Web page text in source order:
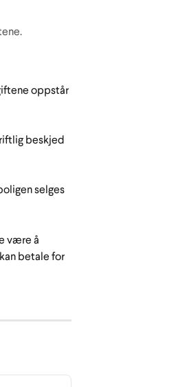
oppstår
beskjed
selges
være å
betale for